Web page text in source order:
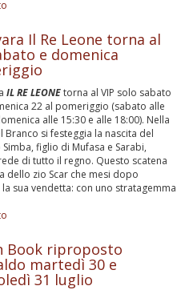
Il Re Leone torna al
e domenica
IL RE LEONEtorna al VIP solo sabato
22 al pomeriggio (sabato alle
alle 15:30 e alle 18:00). Nella
Branco si festeggia la nascita del
figlio di Mufasa e Sarabi,
di tutto il regno. Questo scatena
dello zio Scar che mesi dopo
sua vendetta: con uno stratagemma
Book riproposto
martedì 30 e
31 luglio